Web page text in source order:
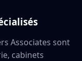
Associates sont
cabinets